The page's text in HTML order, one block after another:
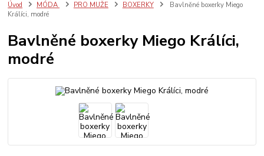
Úvod MÓDA PRO MUŽE BOXERKY
Bavlněné boxerky Miego
Králíci, modré
Bavlněné boxerky Miego Králíci,
modré